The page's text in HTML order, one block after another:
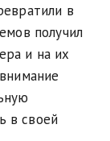
в
получил
и на их
в своей